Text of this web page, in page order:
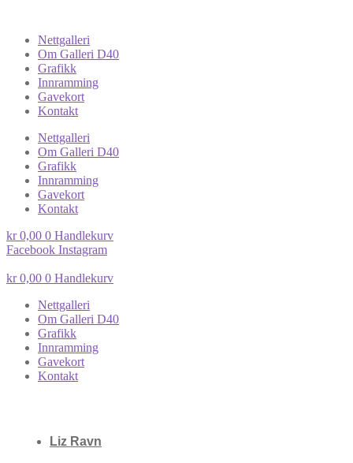
Nettgalleri
Om Galleri D40
Grafikk
Innramming
Gavekort
Kontakt
Nettgalleri
Om Galleri D40
Grafikk
Innramming
Gavekort
Kontakt
kr0,00 0 Handlekurv
Facebook Instagram
kr0,00 0 Handlekurv
Nettgalleri
Om Galleri D40
Grafikk
Innramming
Gavekort
Kontakt
Liz Ravn